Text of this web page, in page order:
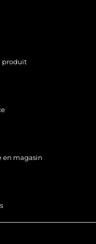
produit
en magasin